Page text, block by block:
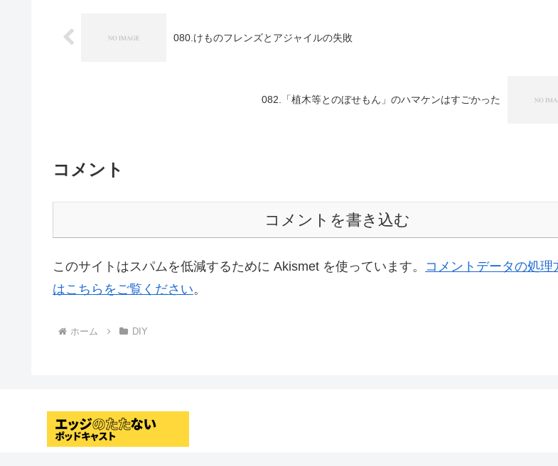
080.けものフレンズとアジャイルの失敗
082.「植木等とのぼせもん」のハマケンはすごかった
コメント
コメントを書き込む
このサイトはスパムを低減するために Akismet を使っています。 コメントデータの処理
はこちらをご覧ください。
ホーム DIY